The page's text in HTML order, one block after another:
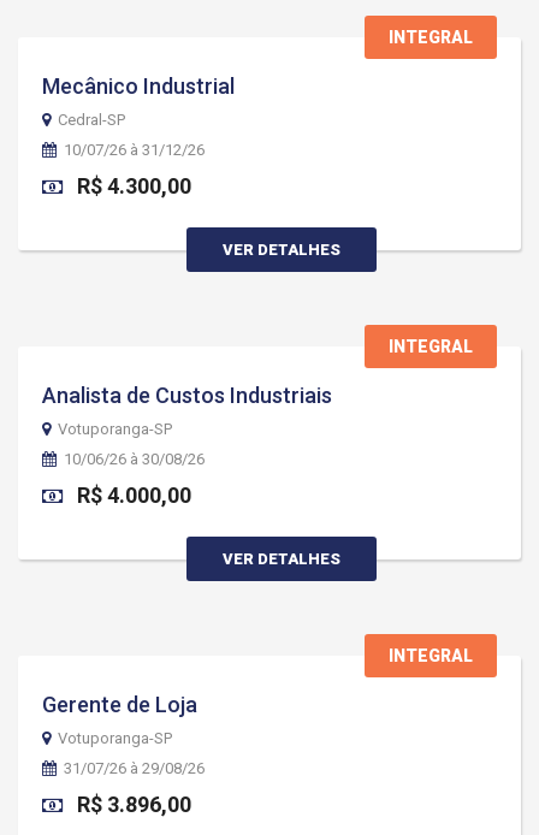
INTEGRAL
Mecânico Industrial
Cedral-SP
10/07/26 à 31/12/26
R$ 4.300,00
VER DETALHES
INTEGRAL
Analista de Custos Industriais
Votuporanga-SP
10/06/26 à 30/08/26
R$ 4.000,00
VER DETALHES
INTEGRAL
Gerente de Loja
Votuporanga-SP
31/07/26 à 29/08/26
R$ 3.896,00